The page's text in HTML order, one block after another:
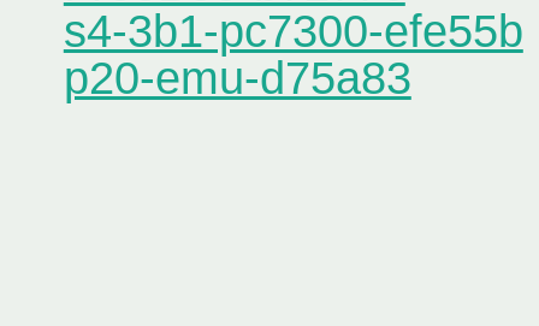
s4-3b1-pc7300-efe55b
p20-emu-d75a83